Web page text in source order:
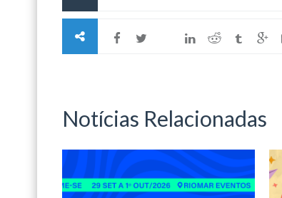
Notícias Relacionadas